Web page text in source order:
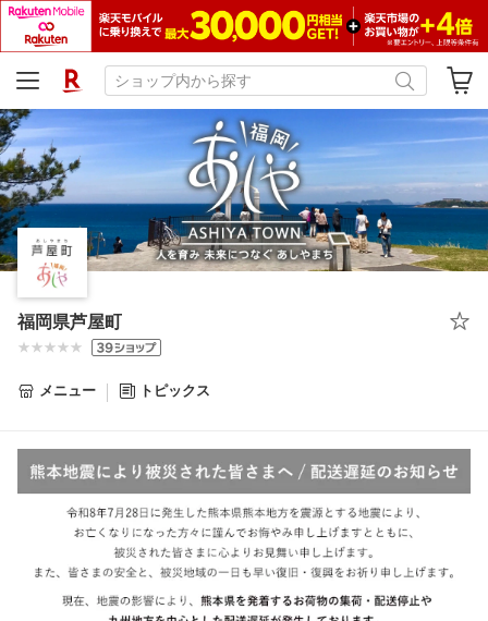
福岡県芦屋町
メニュー トピックス